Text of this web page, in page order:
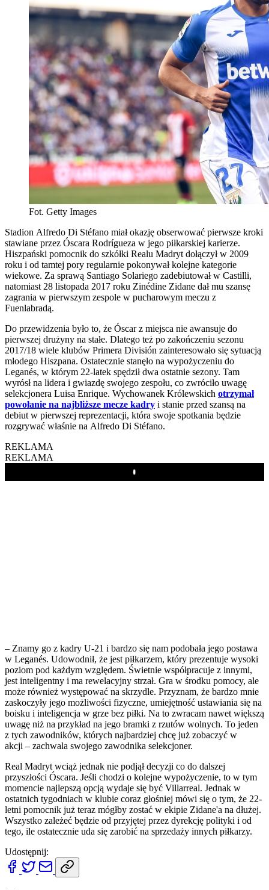
Fot. Getty Images
Stadion Alfredo Di Stéfano miał okazję obserwować pierwsze kroki
stawiane przez Óscara Rodrígueza w jego piłkarskiej karierze.
Hiszpański pomocnik do szkółki Realu Madryt dołączył w 2009
roku i od tamtej pory regularnie pokonywał kolejne kategorie
wiekowe. Za sprawą Santiago Solariego zadebiutował w Castilli,
natomiast 28 listopada 2017 roku Zinédine Zidane dał mu szansę
zagrania w pierwszym zespole w pucharowym meczu z
Fuenlabradą.
Do przewidzenia było to, że Óscar z miejsca nie awansuje do
pierwszej drużyny na stałe. Dlatego też po zakończeniu sezonu
2017/18 wiele klubów Primera División zainteresowało się sytuacją
młodego Hiszpana. Ostatecznie stanęło na wypożyczeniu do
Leganés, w którym 22-latek spędził dwa ostatnie sezony. Tam
wyrósł na lidera i gwiazdę swojego zespołu, co zwróciło uwagę
selekcjonera Luisa Enrique. Wychowanek Królewskich otrzymał
powołanie na najbliższe mecze kadry i stanie przed szansą na
debiut w pierwszej reprezentacji, która swoje spotkania będzie
rozgrywać właśnie na Alfredo Di Stéfano.
REKLAMA
REKLAMA
Play
– Znamy go z kadry U-21 i bardzo się nam podobała jego postawa
w Leganés. Udowodnił, że jest piłkarzem, który prezentuje wysoki
poziom pod każdym względem. Świetnie współpracuje z innymi,
jest inteligentny i ma rewelacyjny strzał. Gra w środku pomocy, ale
może również występować na skrzydle. Przyznam, że bardzo mnie
zaskoczyły jego możliwości fizyczne, umiejętność ustawiania się na
boisku i inteligencja w grze bez piłki. Na to zwracam nawet większą
uwagę niż na przykład na jego bramki z rzutów wolnych. To jeden
z tych zawodników, których najbardziej chcę już zobaczyć w
akcji – zachwala swojego zawodnika selekcjoner.
Real Madryt wciąż jednak nie podjął decyzji co do dalszej
przyszłości Óscara. Jeśli chodzi o kolejne wypożyczenie, to w tym
momencie najlepszą opcją wydaje się być Villarreal. Jednak w
ostatnich tygodniach w klubie coraz głośniej mówi się o tym, że 22-
letni pomocnik już teraz mógłby zostać w ekipie Zidane'a na dłużej.
Wszystko zależeć będzie od przyjętej przez dyrekcję polityki i od
tego, ile ostatecznie uda się zarobić na sprzedaży innych piłkarzy.
Udostępnij: